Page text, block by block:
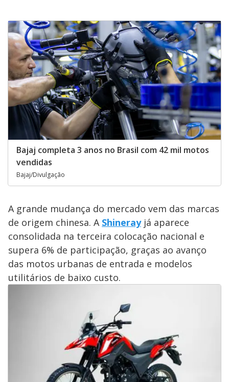
Bajaj completa 3 anos no Brasil com 42 mil motos
vendidas
Bajaj/Divulgação
A grande mudança do mercado vem das marcas
de origem chinesa. A Shinerayjá aparece
consolidada na terceira colocação nacional e
supera 6% de participação, graças ao avanço
das motos urbanas de entrada e modelos
utilitários de baixo custo.